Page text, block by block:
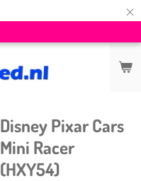
×
Disney Pixar Cars
Mini Racer
(HXY54)